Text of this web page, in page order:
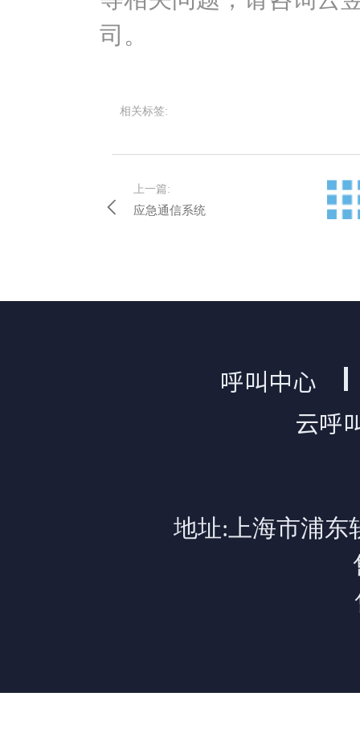
司。
相关标签:
上一篇:
应急通信系统
呼叫中心
云呼
地址:上海市浦东